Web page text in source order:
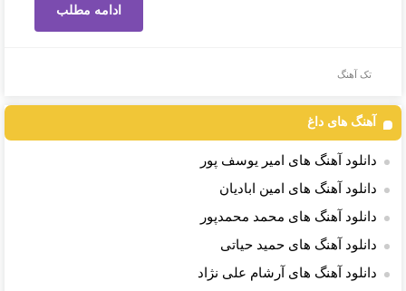
ادامه مطلب
تک آهنگ
آهنگ های داغ
دانلود آهنگ های امیر یوسف پور
دانلود آهنگ های امین ابادیان
دانلود آهنگ های محمد محمدپور
دانلود آهنگ های حمید حیاتی
دانلود آهنگ های آرشام علی نژاد